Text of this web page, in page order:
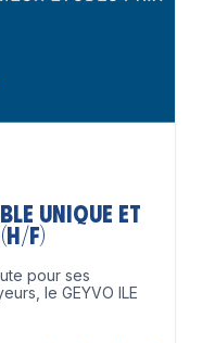
unique et
F)
pour ses
le GEYVO ILE